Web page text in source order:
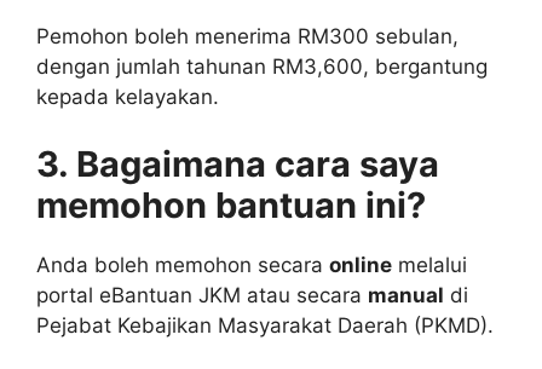
Pemohon boleh menerima RM300 sebulan,
dengan jumlah tahunan RM3,600, bergantung
kepada kelayakan.
3. Bagaimana cara saya
memohon bantuan ini?
Anda boleh memohon secara online melalui
portal eBantuan JKM atau secara manual di
Pejabat Kebajikan Masyarakat Daerah (PKMD).